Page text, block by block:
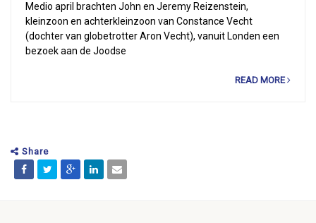
Medio april brachten John en Jeremy Reizenstein,
kleinzoon en achterkleinzoon van Constance Vecht
(dochter van globetrotter Aron Vecht), vanuit Londen een
bezoek aan de Joodse
READ MORE
Share